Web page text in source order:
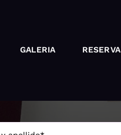
GALERIA RESERVA